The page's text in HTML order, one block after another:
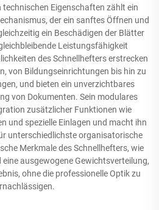
Eigenschaften zählt ein
der ein sanftes Öffnen und
ein Beschädigen der Blätter
Leistungsfähigkeit
des Schnellhefters erstrecken
von Bildungseinrichtungen bis hin zu
und bieten ein unverzichtbares
von Dokumenten. Sein modulares
zusätzlicher Funktionen wie
und spezielle Einlagen und macht ihn
unterschiedlichste organisatorische
Merkmale des Schnellhefters, wie
ausgewogene Gewichtsverteilung,
ohne die professionelle Optik zu